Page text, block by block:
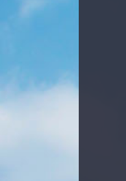
Bi̇li̇m & Teknoloji̇